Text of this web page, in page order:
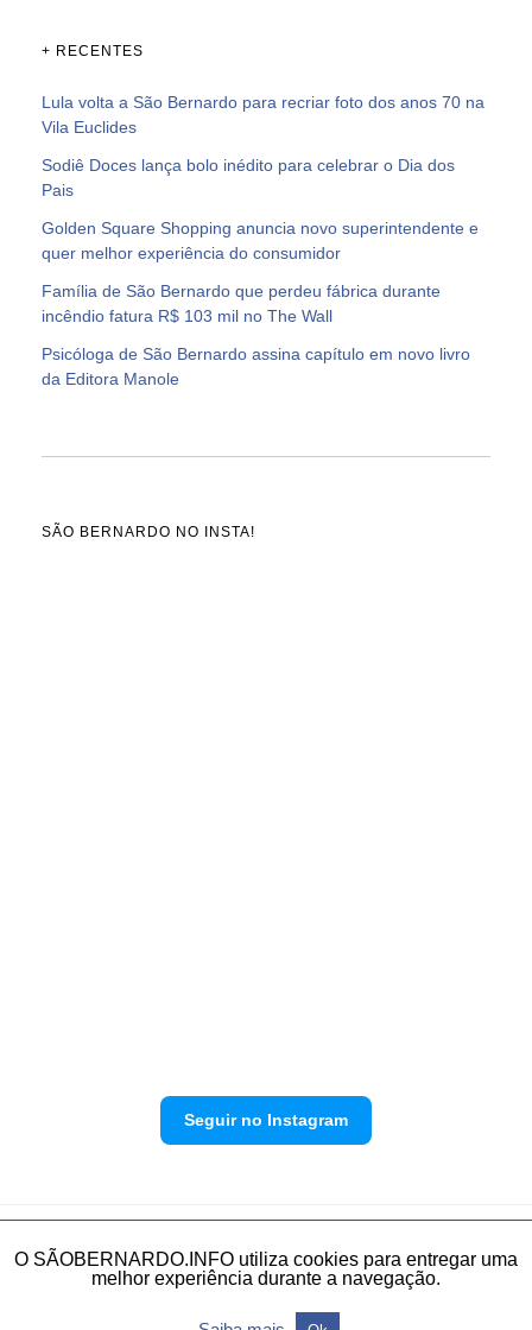
+ RECENTES
Lula volta a São Bernardo para recriar foto dos anos 70 na
Vila Euclides
Sodiê Doces lança bolo inédito para celebrar o Dia dos
Pais
Golden Square Shopping anuncia novo superintendente e
quer melhor experiência do consumidor
Família de São Bernardo que perdeu fábrica durante
incêndio fatura R$ 103 mil no The Wall
Psicóloga de São Bernardo assina capítulo em novo livro
da Editora Manole
SÃO BERNARDO NO INSTA!
Seguir no Instagram
Política de privacidade Envie sua denúncia
O SÃOBERNARDO.INFO utiliza cookies para entregar uma
melhor experiência durante a navegação.